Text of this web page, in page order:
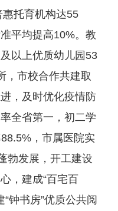
托育机构达55
平均提高10%。教
以上优质幼儿园53
，市校合作共建取
，及时优化疫情防
全省第一，初二学
，市属医院实
勃发展，开工建设
，建成“百宅百
钟书房”优质公共阅